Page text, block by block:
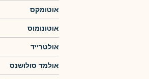
אוטומקס
אוטונומוס
אולטרייד
אולמד סולושנס